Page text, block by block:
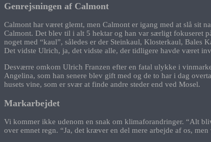
Genrejsningen af Calmont
Calmont har været glemt, men Calmont er igang med at slå sit
Calmont. Det blev til i alt 5 hektar og han var særligt fokuseret
noget med “kaul”, således er der Steinkaul, Klosterkaul, Bales
Det vidste Ulrich, ja, det vidste alle, der tidligere havde været
Desværre omkom Ulrich Franzen efter en fatal ulykke i
Angelina, som han senere blev gift med og de to har i dag
husets vine, som er svær at finde andre steder end ved Mosel.
Markarbejdet
Vi kommer ikke udenom en snak om klimaforandringer. “Alt
over emnet regn. “Ja, det kræver en del mere arbejde af os,